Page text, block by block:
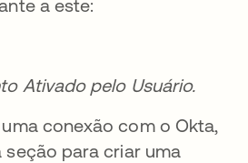
a este:
Ativado pelo Usuário.
conexão com o Okta,
seção para criar uma